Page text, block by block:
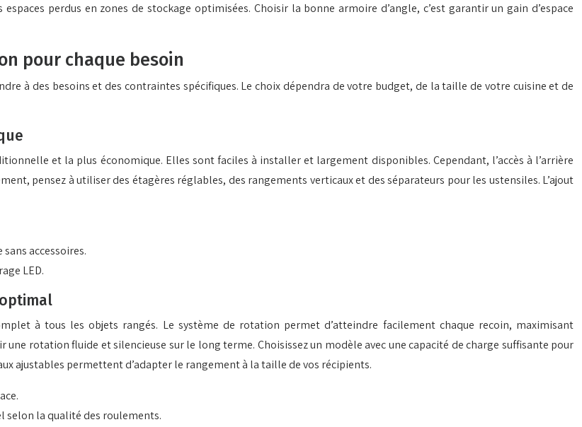
perdus en zones de stockage optimisées. Choisir la bonne armoire d’angle, c’est garantir un gain d’espace
pour chaque besoin
à des besoins et des contraintes spécifiques. Le choix dépendra de votre budget, de la taille de votre cuisine et de
et la plus économique. Elles sont faciles à installer et largement disponibles. Cependant, l’accès à l’arrière
pensez à utiliser des étagères réglables, des rangements verticaux et des séparateurs pour les ustensiles. L’ajout
accessoires.
LED.
à tous les objets rangés. Le système de rotation permet d’atteindre facilement chaque recoin, maximisant
rotation fluide et silencieuse sur le long terme. Choisissez un modèle avec une capacité de charge suffisante pour
ajustables permettent d’adapter le rangement à la taille de vos récipients.
selon la qualité des roulements.